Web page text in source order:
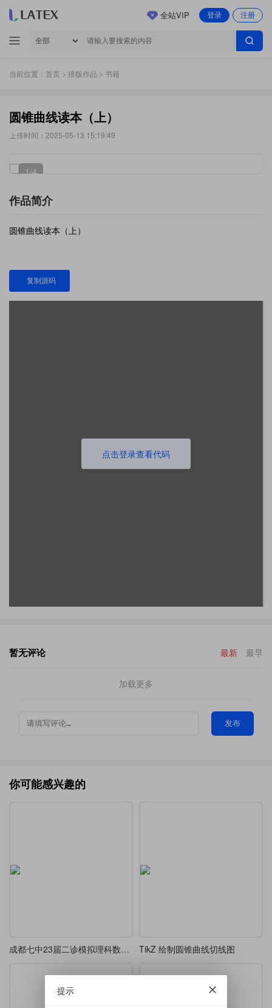
登录 注册
全站VIP
当前位置： 首页 > 排版作品 > 书籍
圆锥曲线读本（上）
上传时间：2025-05-13 15:19:49
1/4
作品简介
圆锥曲线读本（上）
复制源码
点击登录查看代码
暂无评论 最新 最早
加载更多
发布
你可能感兴趣的
成都七中23届二诊模拟理科数学T10图 TikZ 绘制圆锥曲线切线图
提示